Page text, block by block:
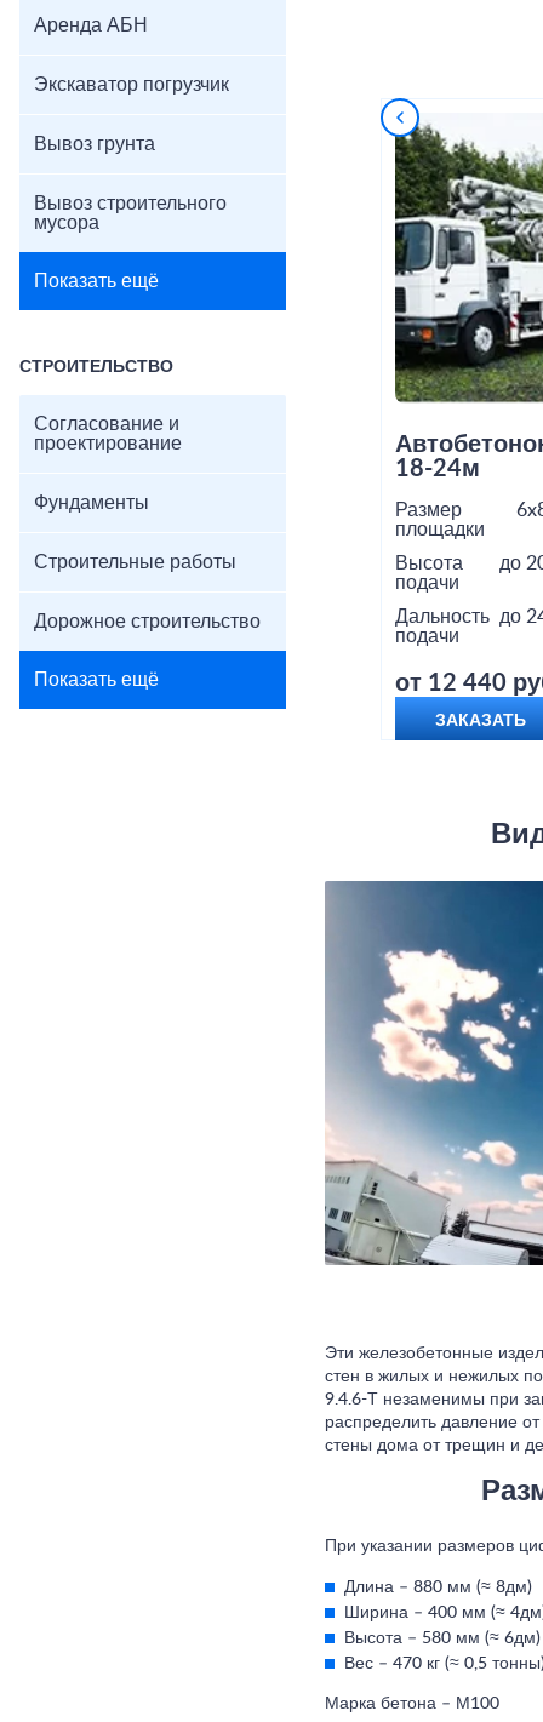
Аренда АБН
Экскаватор погрузчик
Вывоз грунта
Вывоз строительного
мусора
Показать ещё
СТРОИТЕЛЬСТВО
Согласование и
проектирование
Фундаменты
Строительные работы
Дорожное строительство
Показать ещё
18-24м
Размер
площадки
Высота
подачи
до
Дальность
подачи
до
от 12 440
ЗАКАЗАТЬ
Эти железобетонные
стен в жилых и нежилых
9.4.6-Т незаменимы при
распределить давление
стены дома от трещин и
При указании размеров
Длина – 880 мм (≈ 8дм)
Ширина – 400 мм (≈
Высота – 580 мм (≈ 6дм)
Вес – 470 кг (≈ 0,5
Марка бетона – М100